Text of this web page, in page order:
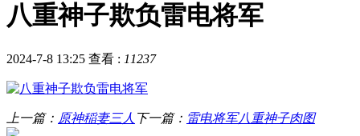
八重神子欺负雷电将军
2024-7-8 13:25 查看 : 11237
上一篇： 原神稲妻三人 下一篇： 雷电将军八重神子肉图